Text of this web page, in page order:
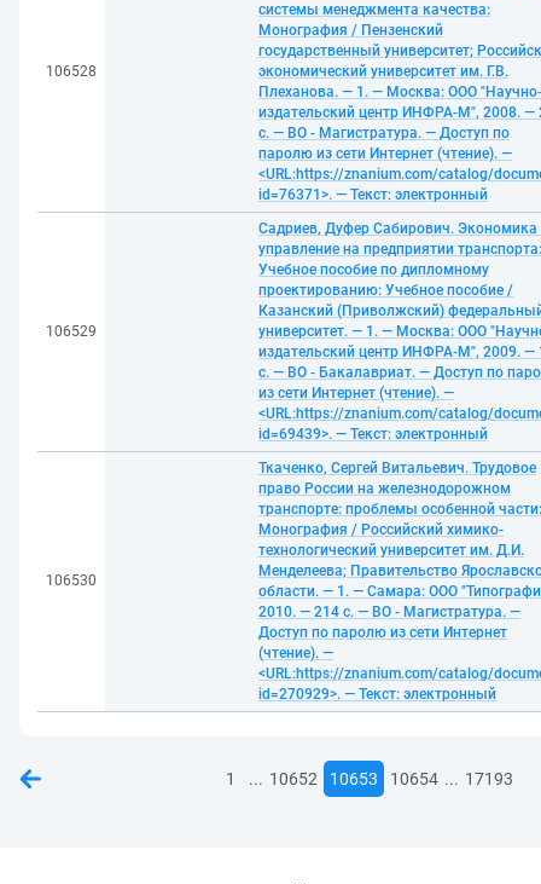
106528
системы менеджмента качества:
Монография / Пензенский
государственный университет;
экономический университет им. Г.В.
Плеханова. — 1. — Москва: ООО "Научно-
издательский центр ИНФРА-М", 2008. —
с. — ВО - Магистратура. — Доступ по
паролю из сети Интернет (чтение). —
<URL:https://znanium.com/catalog/
id=76371>. — Текст: электронный
106529
Садриев, Дуфер Сабирович. Экономика
управление на предприятии транспорта:
Учебное пособие по дипломному
проектированию: Учебное пособие /
Казанский (Приволжский)
университет. — 1. — Москва: ООО
издательский центр ИНФРА-М", 2009. —
с. — ВО - Бакалавриат. — Доступ по
из сети Интернет (чтение). —
<URL:https://znanium.com/catalog/
id=69439>. — Текст: электронный
106530
Ткаченко, Сергей Витальевич. Трудовое
право России на железнодорожном
транспорте: проблемы особенной части:
Монография / Российский химико-
технологический университет им. Д.И.
Менделеева; Правительство
области. — 1. — Самара: ООО
2010. — 214 с. — ВО - Магистратура. —
Доступ по паролю из сети Интернет
(чтение). —
<URL:https://znanium.com/catalog/
id=270929>. — Текст: электронный
1 ... 10652 10653 10654 ... 17193